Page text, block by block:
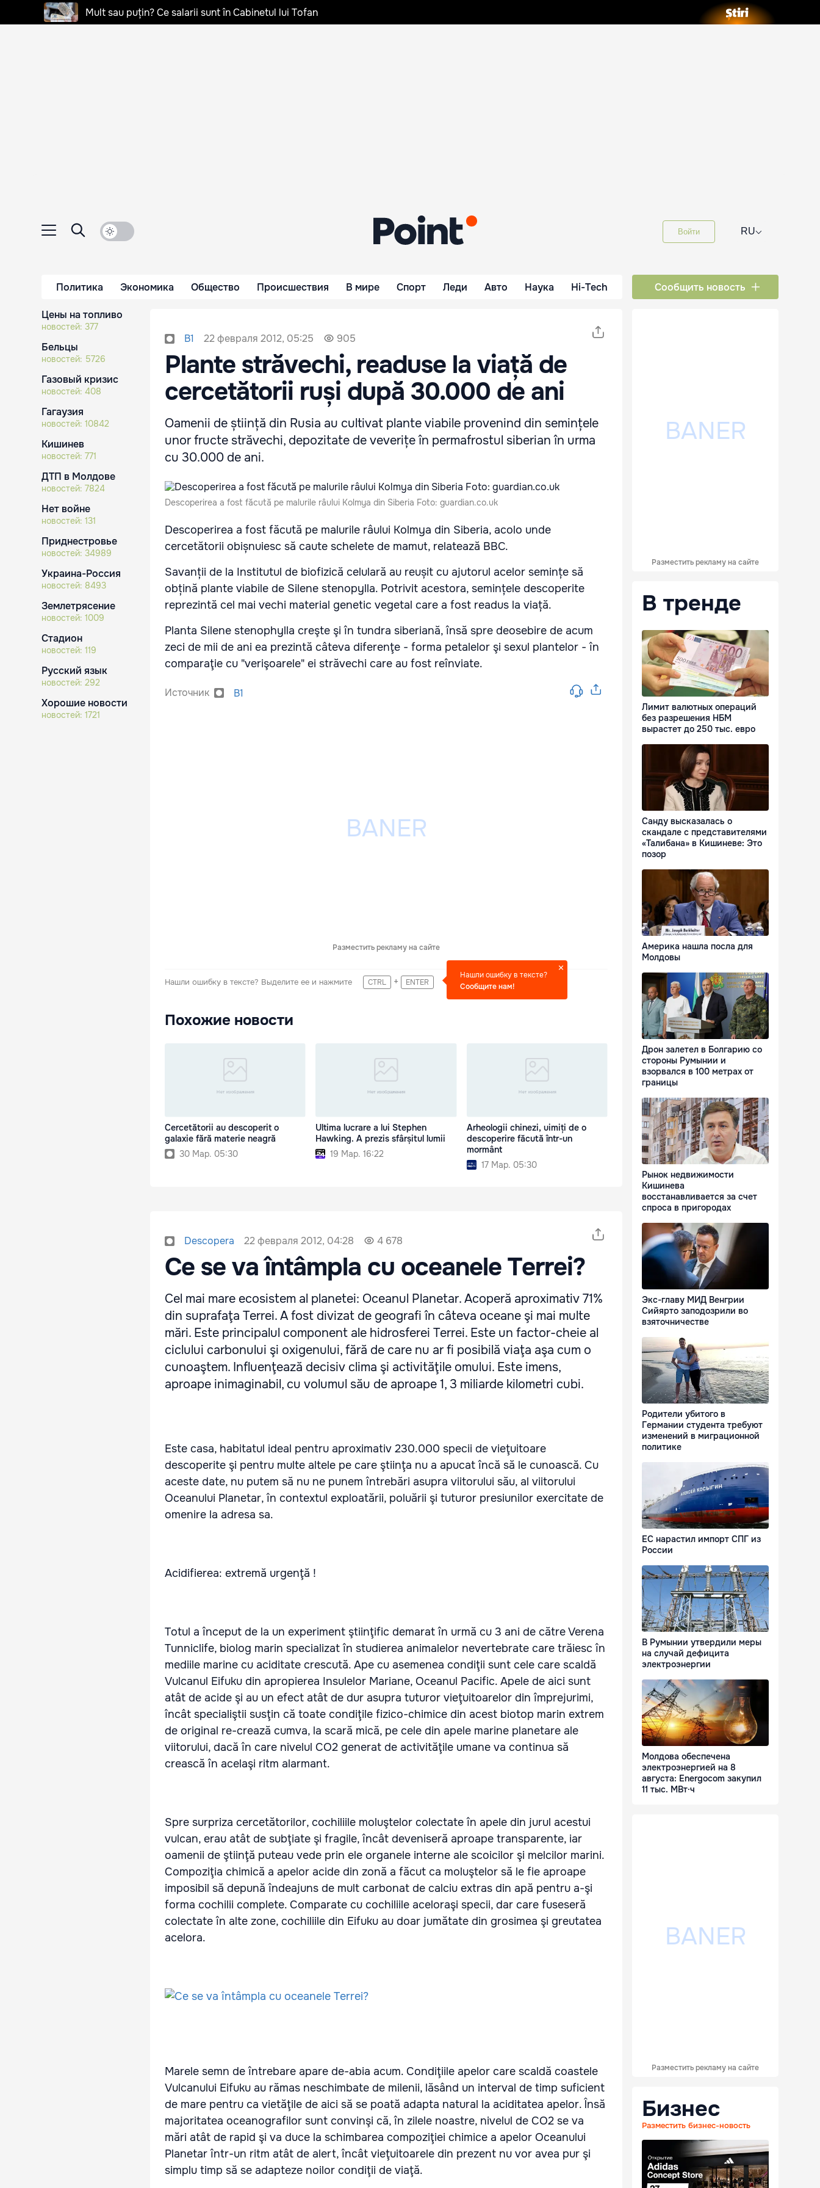
Mult sau puțin? Ce salarii sunt în Cabinetul lui Tofan
Войти RU⌵
Политика Экономика Общество Происшествия В мире Спорт Леди Авто Наука Hi-Tech Сообщить новость
Цены на топливо
новостей: 377
Бельцы
новостей: 5726
Газовый кризис
новостей: 408
Гагаузия
новостей: 10842
Кишинев
новостей: 771
ДТП в Молдове
новостей: 7824
Нет войне
новостей: 131
Приднестровье
новостей: 34989
Украина-Россия
новостей: 8493
Землетрясение
новостей: 1009
Стадион
новостей: 119
Русский язык
новостей: 292
Хорошие новости
новостей: 1721
B1 22 февраля 2012, 05:25 905
Plante străvechi, readuse la viață de
cercetătorii ruși după 30.000 de ani
Oamenii de știință din Rusia au cultivat plante viabile provenind din semințele
unor fructe străvechi, depozitate de veverițe în permafrostul siberian în urma
cu 30.000 de ani.
Descoperirea a fost făcută pe malurile râului Kolmya din Siberia Foto: guardian.co.uk
Descoperirea a fost făcută pe malurile râului Kolmya din Siberia, acolo unde
cercetătorii obișnuiesc să caute schelete de mamut, relatează BBC.
Savanții de la Institutul de biofizică celulară au reușit cu ajutorul acelor semințe să
obțină plante viabile de Silene stenopylla. Potrivit acestora, semințele descoperite
reprezintă cel mai vechi material genetic vegetal care a fost readus la viață.
Planta Silene stenophylla creşte şi în tundra siberiană, însă spre deosebire de acum
zeci de mii de ani ea prezintă câteva diferenţe - forma petalelor şi sexul plantelor - în
comparaţie cu "verişoarele" ei străvechi care au fost reînviate.
Источник B1
Разместить рекламу на сайте
Нашли ошибку в тексте? Выделите ее и нажмите CTRL + ENTER
Нашли ошибку в тексте?
Сообщите нам!
Похожие новости
Cercetătorii au descoperit o
galaxie fără materie neagră
30 Мар. 05:30
Ultima lucrare a lui Stephen
Hawking. A prezis sfârșitul lumii
19 Мар. 16:22
Arheologii chinezi, uimiți de o
descoperire făcută într-un
mormânt
17 Мар. 05:30
Descopera 22 февраля 2012, 04:28 4 678
Ce se va întâmpla cu oceanele Terrei?
Cel mai mare ecosistem al planetei: Oceanul Planetar. Acoperă aproximativ 71%
din suprafaţa Terrei. A fost divizat de geografi în câteva oceane şi mai multe
mări. Este principalul component ale hidrosferei Terrei. Este un factor-cheie al
ciclului carbonului şi oxigenului, fără de care nu ar fi posibilă viaţa aşa cum o
cunoaştem. Influenţează decisiv clima şi activităţile omului. Este imens,
aproape inimaginabil, cu volumul său de aproape 1, 3 miliarde kilometri cubi.
Este casa, habitatul ideal pentru aproximativ 230.000 specii de vieţuitoare
descoperite şi pentru multe altele pe care ştiinţa nu a apucat încă să le cunoască. Cu
aceste date, nu putem să nu ne punem întrebări asupra viitorului său, al viitorului
Oceanului Planetar, în contextul exploatării, poluării şi tuturor presiunilor exercitate de
omenire la adresa sa.
Acidifierea: extremă urgenţă !
Totul a început de la un experiment ştiinţific demarat în urmă cu 3 ani de către Verena
Tunniclife, biolog marin specializat în studierea animalelor nevertebrate care trăiesc în
mediile marine cu aciditate crescută. Ape cu asemenea condiţii sunt cele care scaldă
Vulcanul Eifuku din apropierea Insulelor Mariane, Oceanul Pacific. Apele de aici sunt
atât de acide şi au un efect atât de dur asupra tuturor vieţuitoarelor din împrejurimi,
încât specialiştii susţin că toate condiţile fizico-chimice din acest biotop marin extrem
de original re-crează cumva, la scară mică, pe cele din apele marine planetare ale
viitorului, dacă în care nivelul CO2 generat de activităţile umane va continua să
crească în acelaşi ritm alarmant.
Spre surpriza cercetătorilor, cochiliile moluştelor colectate în apele din jurul acestui
vulcan, erau atât de subţiate şi fragile, încât deveniseră aproape transparente, iar
oamenii de ştiinţă puteau vede prin ele organele interne ale scoicilor şi melcilor marini.
Compoziţia chimică a apelor acide din zonă a făcut ca moluştelor să le fie aproape
imposibil să depună îndeajuns de mult carbonat de calciu extras din apă pentru a-şi
forma cochilii complete. Comparate cu cochiliile aceloraşi specii, dar care fuseseră
colectate în alte zone, cochiliile din Eifuku au doar jumătate din grosimea şi greutatea
acelora.
Marele semn de întrebare apare de-abia acum. Condiţiile apelor care scaldă coastele
Vulcanului Eifuku au rămas neschimbate de milenii, lăsând un interval de timp suficient
de mare pentru ca vietăţile de aici să se poată adapta natural la aciditatea apelor. Însă
majoritatea oceanografilor sunt convinşi că, în zilele noastre, nivelul de CO2 se va
mări atât de rapid şi va duce la schimbarea compoziţiei chimice a apelor Oceanului
Planetar într-un ritm atât de alert, încât vieţuitoarele din prezent nu vor avea pur şi
simplu timp să se adapteze noilor condiţii de viaţă.
Разместить рекламу на сайте
В тренде
Лимит валютных операций
без разрешения НБМ
вырастет до 250 тыс. евро
Санду высказалась о
скандале с представителями
«Талибана» в Кишиневе: Это
позор
Америка нашла посла для
Молдовы
Дрон залетел в Болгарию со
стороны Румынии и
взорвался в 100 метрах от
границы
Рынок недвижимости
Кишинева
восстанавливается за счет
спроса в пригородах
Экс-главу МИД Венгрии
Сийярто заподозрили во
взяточничестве
Родители убитого в
Германии студента требуют
изменений в миграционной
политике
ЕС нарастил импорт СПГ из
России
В Румынии утвердили меры
на случай дефицита
электроэнергии
Молдова обеспечена
электроэнергией на 8
августа: Energocom закупил
11 тыс. МВт·ч
Разместить рекламу на сайте
Бизнес
Разместить бизнес-новость